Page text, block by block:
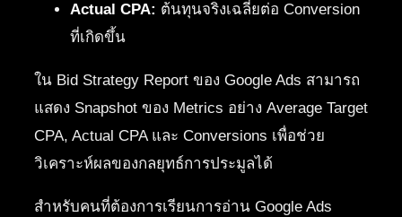
Actual CPA: ต้นทุนจริงเฉลี่ยต่อ Conversion
ที่เกิดขึ้น
ใน Bid Strategy Report ของ Google Ads สามารถ
แสดง Snapshot ของ Metrics อย่าง Average Target
CPA, Actual CPA และ Conversions เพื่อช่วย
วิเคราะห์ผลของกลยุทธ์การประมูลได้
สำหรับคนที่ต้องการเรียนการอ่าน Google Ads